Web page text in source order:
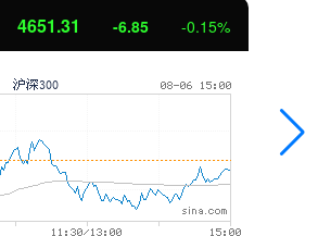
4651.31 -6.85 -0.15%